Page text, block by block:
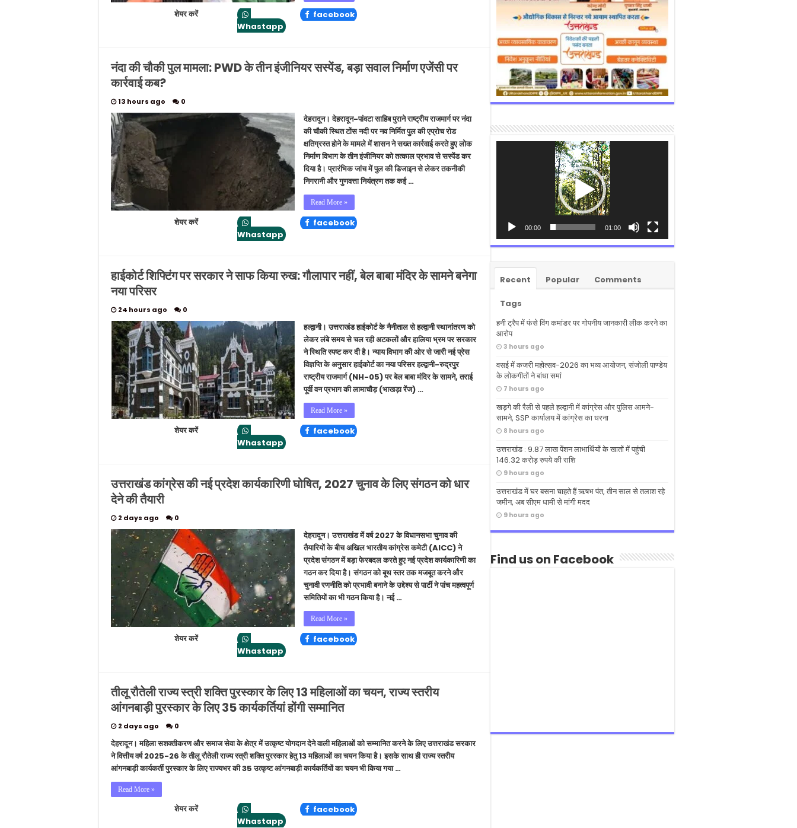
शेयर करें
Whastapp
facebook
नंदा की चौकी पुल मामला: PWD के तीन इंजीनियर सस्पेंड, बड़ा सवाल निर्माण एजेंसी पर
कार्रवाई कब?
13 hours ago 0
देहरादून। देहरादून-पांवटा साहिब पुराने राष्ट्रीय राजमार्ग पर नंदा
की चौकी स्थित टोंस नदी पर नव निर्मित पुल की एप्रोच रोड
क्षतिग्रस्त होने के मामले में शासन ने सख्त कार्रवाई करते हुए लोक
निर्माण विभाग के तीन इंजीनियर को तत्काल प्रभाव से सस्पेंड कर
दिया है। प्रारंभिक जांच में पुल की डिजाइन से लेकर तकनीकी
निगरानी और गुणवत्ता नियंत्रण तक कई …
Read More »
शेयर करें
Whastapp
facebook
हाईकोर्ट शिफ्टिंग पर सरकार ने साफ किया रुख: गौलापार नहीं, बेल बाबा मंदिर के सामने बनेगा
नया परिसर
24 hours ago 0
हल्द्वानी। उत्तराखंड हाईकोर्ट के नैनीताल से हल्द्वानी स्थानांतरण को
लेकर लंबे समय से चल रही अटकलों और हालिया भ्रम पर सरकार
ने स्थिति स्पष्ट कर दी है। न्याय विभाग की ओर से जारी नई प्रेस
विज्ञप्ति के अनुसार हाईकोर्ट का नया परिसर हल्द्वानी-रुद्रपुर
राष्ट्रीय राजमार्ग (NH-05) पर बेल बाबा मंदिर के सामने, तराई
पूर्वी वन प्रभाग की लामाचौड़ (भाखड़ा रेंज) …
Read More »
शेयर करें
Whastapp
facebook
उत्तराखंड कांग्रेस की नई प्रदेश कार्यकारिणी घोषित, 2027 चुनाव के लिए संगठन को धार
देने की तैयारी
2 days ago 0
देहरादून। उत्तराखंड में वर्ष 2027 के विधानसभा चुनाव की
तैयारियों के बीच अखिल भारतीय कांग्रेस कमेटी (AICC) ने
प्रदेश संगठन में बड़ा फेरबदल करते हुए नई प्रदेश कार्यकारिणी का
गठन कर दिया है। संगठन को बूथ स्तर तक मजबूत करने और
चुनावी रणनीति को प्रभावी बनाने के उद्देश्य से पार्टी ने पांच महत्वपूर्ण
समितियों का भी गठन किया है। नई …
Read More »
शेयर करें
Whastapp
facebook
तीलू रौतेली राज्य स्त्री शक्ति पुरस्कार के लिए 13 महिलाओं का चयन, राज्य स्तरीय
आंगनबाड़ी पुरस्कार के लिए 35 कार्यकर्तियां होंगी सम्मानित
2 days ago 0
देहरादून। महिला सशक्तीकरण और समाज सेवा के क्षेत्र में उत्कृष्ट योगदान देने वाली महिलाओं को सम्मानित करने के लिए उत्तराखंड सरकार
ने वित्तीय वर्ष 2025-26 के तीलू रौतेली राज्य स्त्री शक्ति पुरस्कार हेतु 13 महिलाओं का चयन किया है। इसके साथ ही राज्य स्तरीय
आंगनबाड़ी कार्यकर्ती पुरस्कार के लिए राज्यभर की 35 उत्कृष्ट आंगनबाड़ी कार्यकर्तियों का चयन भी किया गया …
Read More »
शेयर करें
Whastapp
facebook
00:00 01:00
Recent Popular Comments
Tags
हनी ट्रैप में फंसे विंग कमांडर पर गोपनीय जानकारी लीक करने का
आरोप
3 hours ago
वसई में कजरी महोत्सव-2026 का भव्य आयोजन, संजोली पाण्डेय
के लोकगीतों ने बांधा समां
7 hours ago
खड़गे की रैली से पहले हल्द्वानी में कांग्रेस और पुलिस आमने-
सामने, SSP कार्यालय में कांग्रेस का धरना
8 hours ago
उत्तराखंड : 9.87 लाख पेंशन लाभार्थियों के खातों में पहुंची
146.32 करोड़ रुपये की राशि
9 hours ago
उत्तराखंड में घर बसना चाहते हैं ऋषभ पंत, तीन साल से तलाश रहे
जमीन, अब सीएम धामी से मांगी मदद
9 hours ago
Find us on Facebook